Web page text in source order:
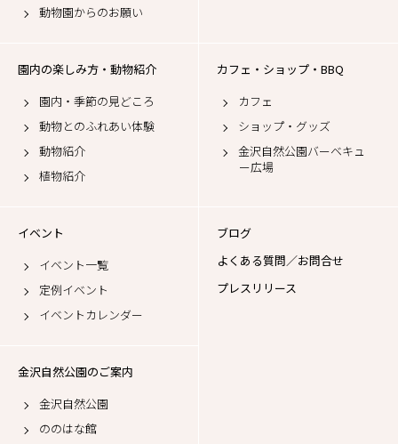
動物園からのお願い
園内の楽しみ方・動物紹介
園内・季節の見どころ
動物とのふれあい体験
動物紹介
植物紹介
カフェ・ショップ・BBQ
カフェ
ショップ・グッズ
金沢自然公園バーベキュ
ー広場
イベント
イベント一覧
定例イベント
イベントカレンダー
ブログ
よくある質問／お問合せ
プレスリリース
金沢自然公園のご案内
金沢自然公園
ののはな館